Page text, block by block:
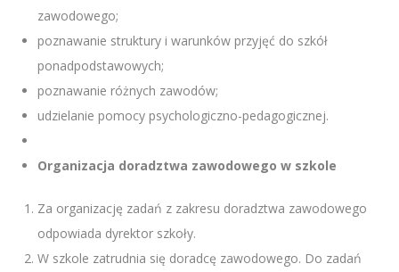
zawodowego;
poznawanie struktury i warunków przyjęć do szkół
ponadpodstawowych;
poznawanie różnych zawodów;
udzielanie pomocy psychologiczno-pedagogicznej.
Organizacja doradztwa zawodowego w szkole
Za organizację zadań z zakresu doradztwa zawodowego
odpowiada dyrektor szkoły.
W szkole zatrudnia się doradcę zawodowego. Do zadań